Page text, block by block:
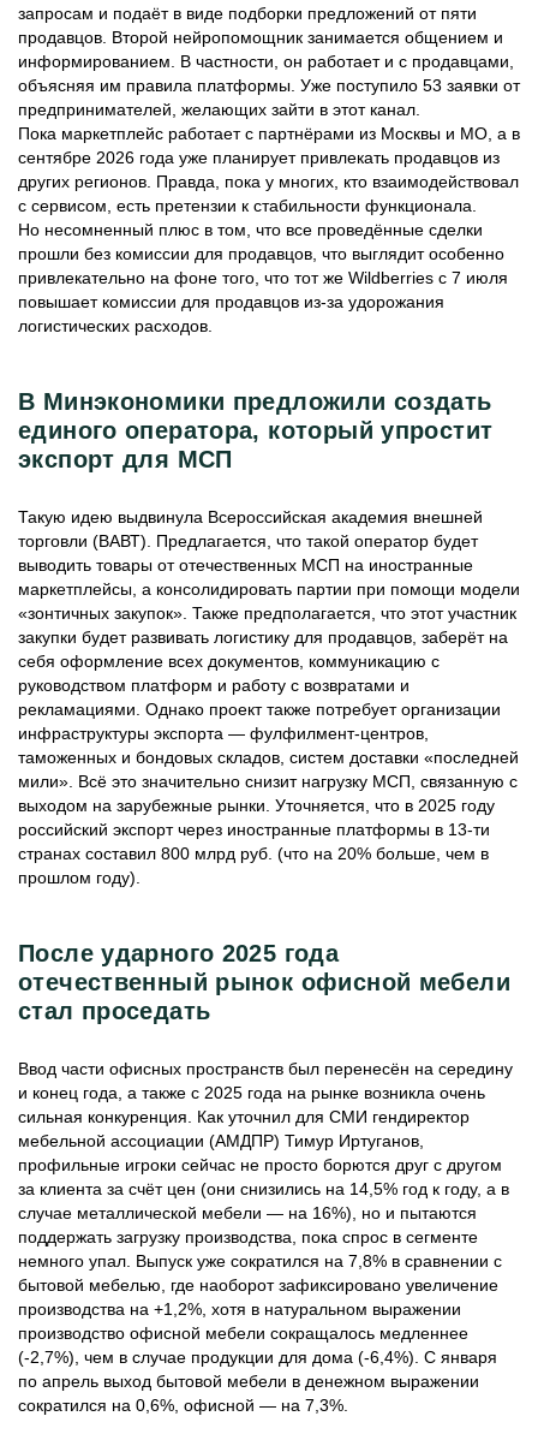
запросам и подаёт в виде подборки предложений от пяти
продавцов. Второй нейропомощник занимается общением и
информированием. В частности, он работает и с продавцами,
объясняя им правила платформы. Уже поступило 53 заявки от
предпринимателей, желающих зайти в этот канал.
Пока маркетплейс работает с партнёрами из Москвы и МО, а в
сентябре 2026 года уже планирует привлекать продавцов из
других регионов. Правда, пока у многих, кто взаимодействовал
с сервисом, есть претензии к стабильности функционала.
Но несомненный плюс в том, что все проведённые сделки
прошли без комиссии для продавцов, что выглядит особенно
привлекательно на фоне того, что тот же Wildberries с 7 июля
повышает комиссии для продавцов из-за удорожания
логистических расходов.
В Минэкономики предложили создать
единого оператора, который упростит
экспорт для МСП
Такую идею выдвинула Всероссийская академия внешней
торговли (ВАВТ). Предлагается, что такой оператор будет
выводить товары от отечественных МСП на иностранные
маркетплейсы, а консолидировать партии при помощи модели
«зонтичных закупок». Также предполагается, что этот участник
закупки будет развивать логистику для продавцов, заберёт на
себя оформление всех документов, коммуникацию с
руководством платформ и работу с возвратами и
рекламациями. Однако проект также потребует организации
инфраструктуры экспорта — фулфилмент-центров,
таможенных и бондовых складов, систем доставки «последней
мили». Всё это значительно снизит нагрузку МСП, связанную с
выходом на зарубежные рынки. Уточняется, что в 2025 году
российский экспорт через иностранные платформы в 13-ти
странах составил 800 млрд руб. (что на 20% больше, чем в
прошлом году).
После ударного 2025 года
отечественный рынок офисной мебели
стал проседать
Ввод части офисных пространств был перенесён на середину
и конец года, а также с 2025 года на рынке возникла очень
сильная конкуренция. Как уточнил для СМИ гендиректор
мебельной ассоциации (АМДПР) Тимур Иртуганов,
профильные игроки сейчас не просто борются друг с другом
за клиента за счёт цен (они снизились на 14,5% год к году, а в
случае металлической мебели — на 16%), но и пытаются
поддержать загрузку производства, пока спрос в сегменте
немного упал. Выпуск уже сократился на 7,8% в сравнении с
бытовой мебелью, где наоборот зафиксировано увеличение
производства на +1,2%, хотя в натуральном выражении
производство офисной мебели сокращалось медленнее
(-2,7%), чем в случае продукции для дома (-6,4%). С января
по апрель выход бытовой мебели в денежном выражении
сократился на 0,6%, офисной — на 7,3%.